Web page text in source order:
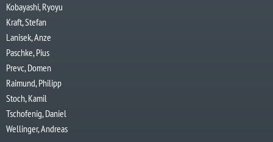
Kobayashi, Ryoyu
Kraft, Stefan
Lanisek, Anze
Paschke, Pius
Prevc, Domen
Raimund, Philipp
Stoch, Kamil
Tschofenig, Daniel
Wellinger, Andreas